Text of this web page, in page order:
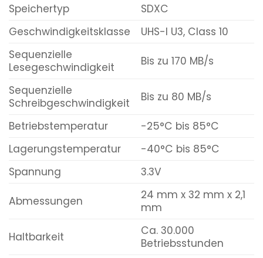
Speichertyp
SDXC
Geschwindigkeitsklasse
UHS-I U3, Class 10
Sequenzielle
Lesegeschwindigkeit
Bis zu 170 MB/s
Sequenzielle
Schreibgeschwindigkeit
Bis zu 80 MB/s
Betriebstemperatur
-25°C bis 85°C
Lagerungstemperatur
-40°C bis 85°C
Spannung
3.3V
Abmessungen
24 mm x 32 mm x 2,1
mm
Haltbarkeit
Ca. 30.000
Betriebsstunden